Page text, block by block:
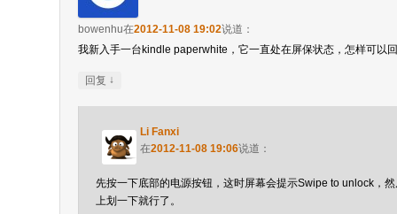
bowenhu在2012-11-08 19:02说道：
我新入手一台kindle paperwhite，它一直处在屏保状态，怎样可以
回复 ↓
Li Fanxi
在2012-11-08 19:06说道：
先按一下底部的电源按钮，这时屏幕会提示Swipe to unlock，
上划一下就行了。